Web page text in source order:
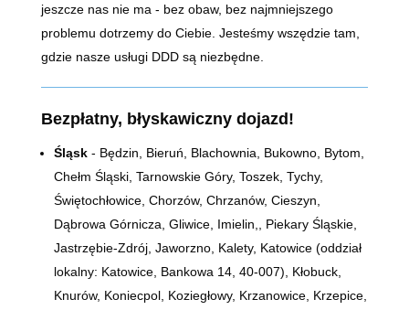
jeszcze nas nie ma - bez obaw, bez najmniejszego
problemu dotrzemy do Ciebie. Jesteśmy wszędzie tam,
gdzie nasze usługi DDD są niezbędne.
Bezpłatny, błyskawiczny dojazd!
Śląsk- Będzin, Bieruń, Blachownia, Bukowno, Bytom,
Chełm Śląski, Tarnowskie Góry, Toszek, Tychy,
Świętochłowice, Chorzów, Chrzanów, Cieszyn,
Dąbrowa Górnicza, Gliwice, Imielin,, Piekary Śląskie,
Jastrzębie-Zdrój, Jaworzno, Kalety, Katowice (oddział
lokalny: Katowice, Bankowa 14, 40-007) , Kłobuck,
Knurów, Koniecpol, Koziegłowy, Krzanowice, Krzepice,